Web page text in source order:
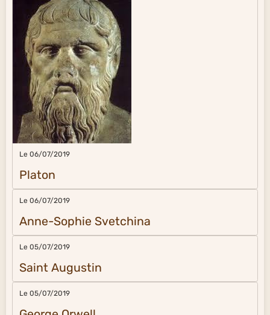
Le 06/07/2019
Platon
Le 06/07/2019
Anne-Sophie Svetchina
Le 05/07/2019
Saint Augustin
Le 05/07/2019